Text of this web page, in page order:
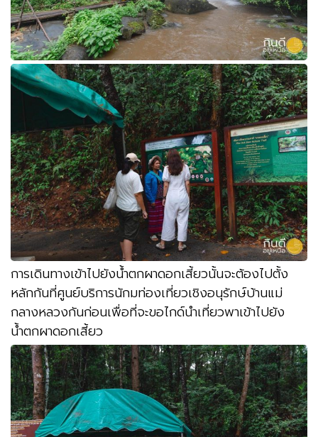
การเดินทางเข้าไปยังน้ำตกผาดอกเสี้ยวนั้นจะต้องไปตั้ง
หลักกันที่ศูนย์บริการนักมท่องเที่ยวเชิงอนุรักษ์บ้านแม่
กลางหลวงกันก่อนเพื่อที่จะขอไกด์นำเที่ยวพาเข้าไปยัง
น้ำตกผาดอกเสี้ยว